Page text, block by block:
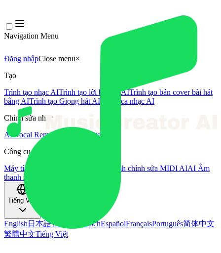
Navigation Menu
Đăng nhậpClose menu×
Tạo
Trình tạo nhạc AITrình tạo lời bài hát AITrình tạo bản cover bài hát
bằng AITrình tạo Giọng hát AI Video ca nhạc AI
Chỉnh sửa nhạc
AI Vocal Remover
AI Tách Stem
Công cụ âm nhạc khác
Máy tính BPM
Trình chỉnh sửa MIDI AIAI Âm
thanh sang MIDI
Tiếng Việt
English 日本語한국어 DeutschEspañolFrançaisPortuguês简体中文
繁體中文Tiếng Việt